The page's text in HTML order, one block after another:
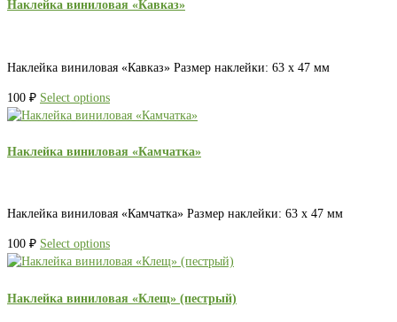
Наклейка виниловая «Кавказ»
Наклейка виниловая «Кавказ» Размер наклейки: 63 х 47 мм
100 ₽ Select options
Наклейка виниловая «Камчатка»
Наклейка виниловая «Камчатка» Размер наклейки: 63 х 47 мм
100 ₽ Select options
Наклейка виниловая «Клещ» (пестрый)